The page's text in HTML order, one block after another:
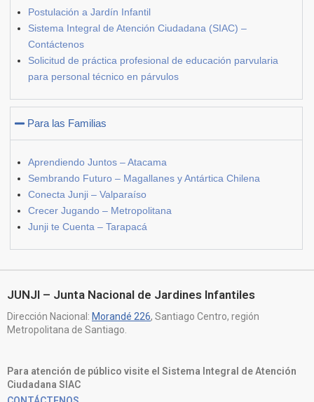
Postulación a Jardín Infantil
Sistema Integral de Atención Ciudadana (SIAC) –
Contáctenos
Solicitud de práctica profesional de educación parvularia
para personal técnico en párvulos
Para las Familias
Aprendiendo Juntos – Atacama
Sembrando Futuro – Magallanes y Antártica Chilena
Conecta Junji – Valparaíso
Crecer Jugando – Metropolitana
Junji te Cuenta – Tarapacá
JUNJI – Junta Nacional de Jardines Infantiles
Dirección Nacional: Morandé 226, Santiago Centro, región
Metropolitana de Santiago.
Para atención de público visite el Sistema Integral de Atención
Ciudadana SIAC